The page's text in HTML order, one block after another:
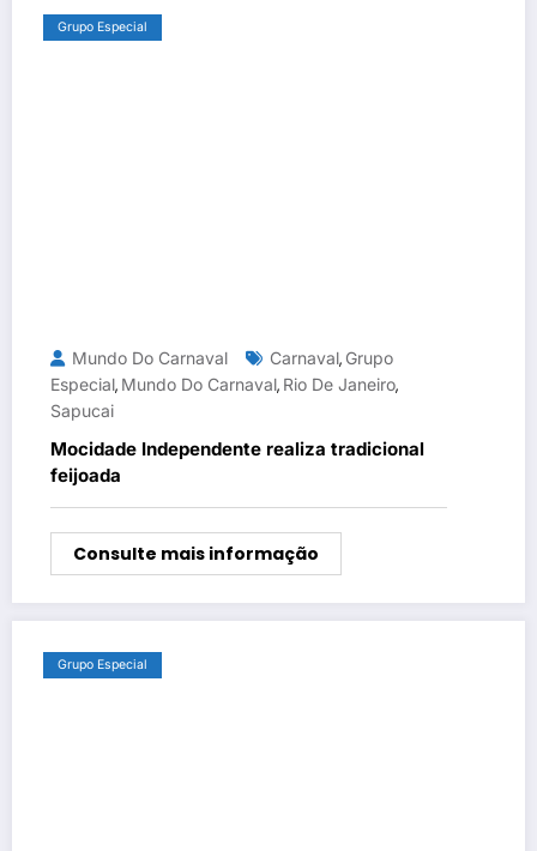
Grupo Especial
Mundo Do Carnaval Carnaval, Grupo
Especial, Mundo Do Carnaval, Rio De Janeiro,
Sapucai
Mocidade Independente realiza tradicional
feijoada
Consulte mais informação
Grupo Especial